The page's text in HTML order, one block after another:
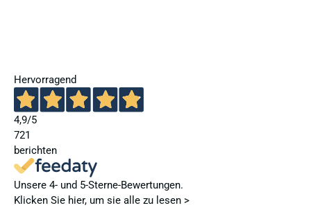
Hervorragend
4,9/5
721
berichten
Unsere 4- und 5-Sterne-Bewertungen.
Klicken Sie hier, um sie alle zu lesen >